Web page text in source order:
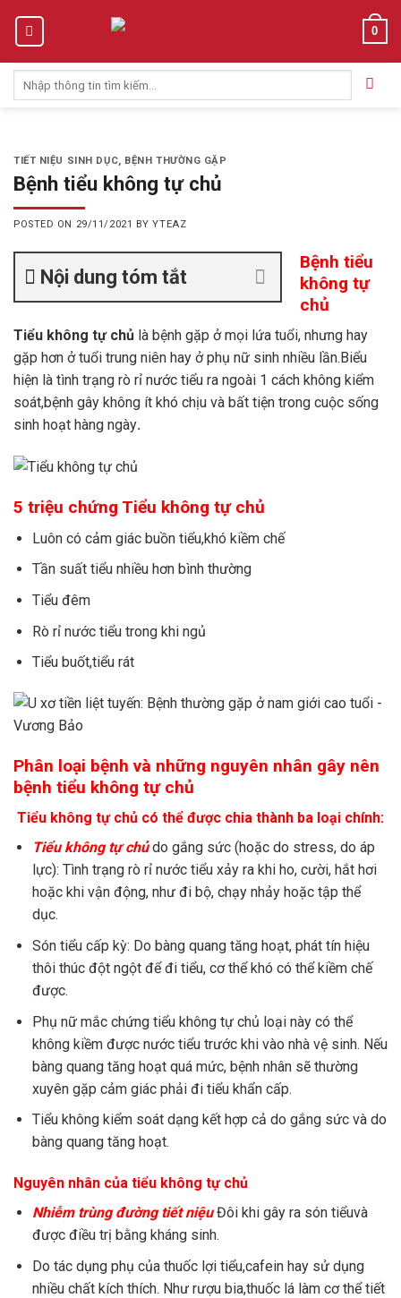
0
kiếm:
TIẾT NIỆU SINH DỤC, BỆNH THƯỜNG GẶP
Bệnh tiểu không tự chủ
POSTED ON 29/11/2021 BYYTEAZ
Nội dung tóm tắt
Bệnh tiểu
không tự
chủ
Tiểu không tự chủ là bệnh gặp ở mọi lứa tuổi, nhưng hay
gặp hơn ở tuổi trung niên hay ở phụ nữ sinh nhiều lần.Biểu
hiện là tình trạng rò rỉ nước tiểu ra ngoài 1 cách không kiểm
soát,bệnh gây không ít khó chịu và bất tiện trong cuộc sống
sinh hoạt hàng ngày.
5 triệu chứng Tiểu không tự chủ
Luôn có cảm giác buồn tiểu,khó kiềm chế
Tần suất tiểu nhiều hơn bình thường
Tiểu đêm
Rò rỉ nước tiểu trong khi ngủ
Tiểu buốt,tiểu rát
Phân loại bệnh và những nguyên nhân gây nên
bệnh tiểu không tự chủ
Tiểu không tự chủ có thể được chia thành ba loại chính:
Tiểu không tự chủdo gắng sức (hoặc do stress, do áp
lực): Tình trạng rò rỉ nước tiểu xảy ra khi ho, cười, hắt hơi
hoặc khi vận động, như đi bộ, chạy nhảy hoặc tập thể
dục.
Són tiểu cấp kỳ: Do bàng quang tăng hoạt, phát tín hiệu
thôi thúc đột ngột để đi tiểu, cơ thể khó có thể kiềm chế
được.
Phụ nữ mắc chứng tiểu không tự chủ loại này có thể
không kiềm được nước tiểu trước khi vào nhà vệ sinh. Nếu
bàng quang tăng hoạt quá mức, bệnh nhân sẽ thường
xuyên gặp cảm giác phải đi tiểu khẩn cấp.
Tiểu không kiểm soát dạng kết hợp cả do gắng sức và do
bàng quang tăng hoạt.
Nguyên nhân của tiểu không tự chủ
Nhiễm trùng đường tiết niệu Đôi khi gây ra són tiểuvà
được điều trị bằng kháng sinh.
Do tác dụng phụ của thuốc lợi tiểu,cafein hay sử dụng
nhiều chất kích thích. Như rượu bia,thuốc lá làm cơ thể tiết